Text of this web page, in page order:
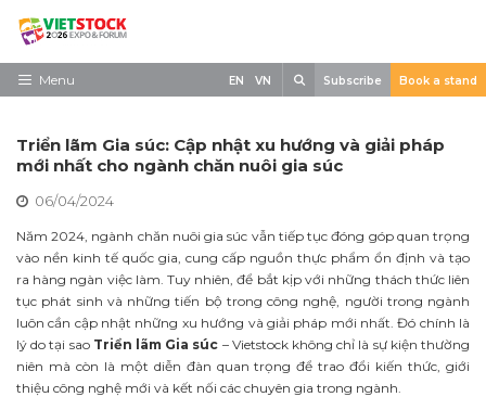
Skip
contentMenu
Về triển lãm
Trưng Bày
Tham Quan
Tin tức
Liên Hệ
EN VN Subscribe Book a stand
Triển lãm Gia súc: Cập nhật xu hướng và giải pháp
mới nhất cho ngành chăn nuôi gia súc
06/04/2024
Năm 2024, ngành chăn nuôi gia súc vẫn tiếp tục đóng góp quan trọng
vào nền kinh tế quốc gia, cung cấp nguồn thực phẩm ổn định và tạo
ra hàng ngàn việc làm. Tuy nhiên, để bắt kịp với những thách thức liên
tục phát sinh và những tiến bộ trong công nghệ, người trong ngành
luôn cần cập nhật những xu hướng và giải pháp mới nhất. Đó chính là
lý do tại sao Triển lãm Gia súc – Vietstock không chỉ là sự kiện thường
niên mà còn là một diễn đàn quan trọng để trao đổi kiến thức, giới
thiệu công nghệ mới và kết nối các chuyên gia trong ngành.